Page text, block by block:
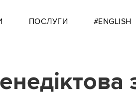
ПОСЛУГИ #ENGLISH